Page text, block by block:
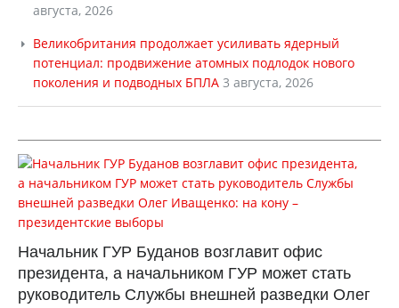
августа, 2026
Великобритания продолжает усиливать ядерный
потенциал: продвижение атомных подлодок нового
поколения и подводных БПЛА 3 августа, 2026
Начальник ГУР Буданов возглавит офис
президента, а начальником ГУР может стать
руководитель Службы внешней разведки Олег